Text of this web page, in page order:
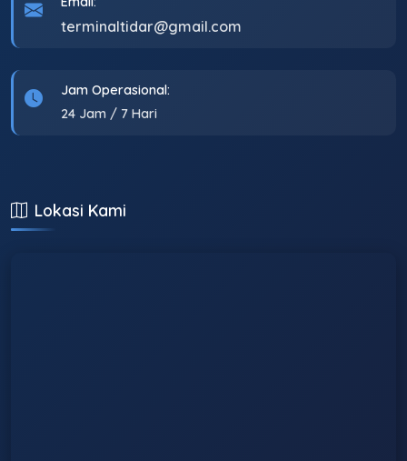
terminaltidar@gmail.com
Jam Operasional:
24 Jam / 7 Hari
Lokasi Kami